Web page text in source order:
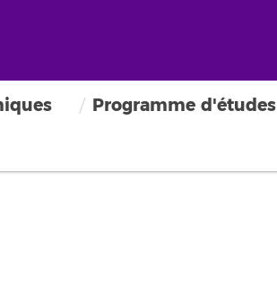
Programme d'études